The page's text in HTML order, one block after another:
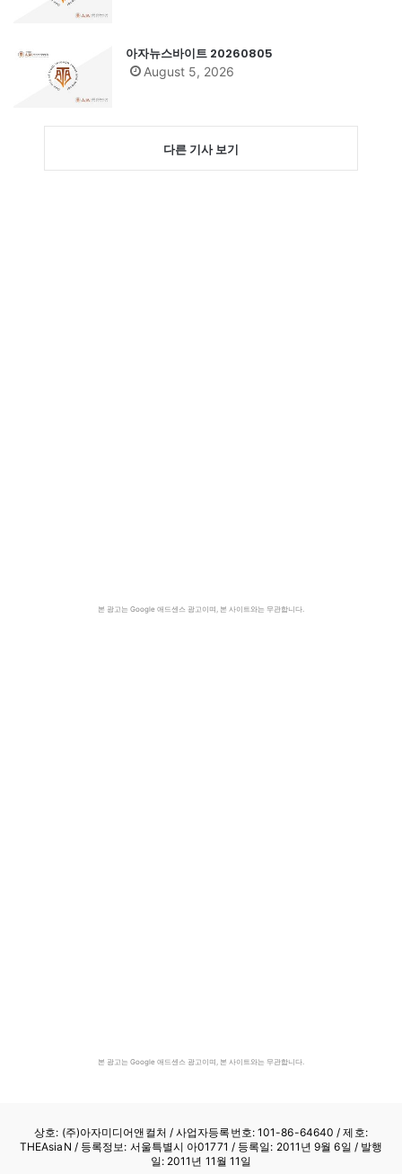
아자뉴스바이트 20260805
August 5, 2026
다른 기사 보기
본 광고는 Google 애드센스 광고이며, 본 사이트와는 무관합니다.
본 광고는 Google 애드센스 광고이며, 본 사이트와는 무관합니다.
상호: (주)아자미디어앤컬처 /사업자등록번호: 101-86-64640 / 제호:
THEAsiaN / 등록정보: 서울특별시 아01771 / 등록일: 2011년 9월 6일 / 발행
일: 2011년 11월 11일